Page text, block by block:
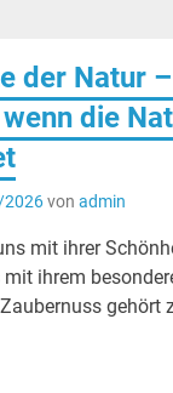
der Natur
die
vonadmin
mit ihrer
ihrem
gehört